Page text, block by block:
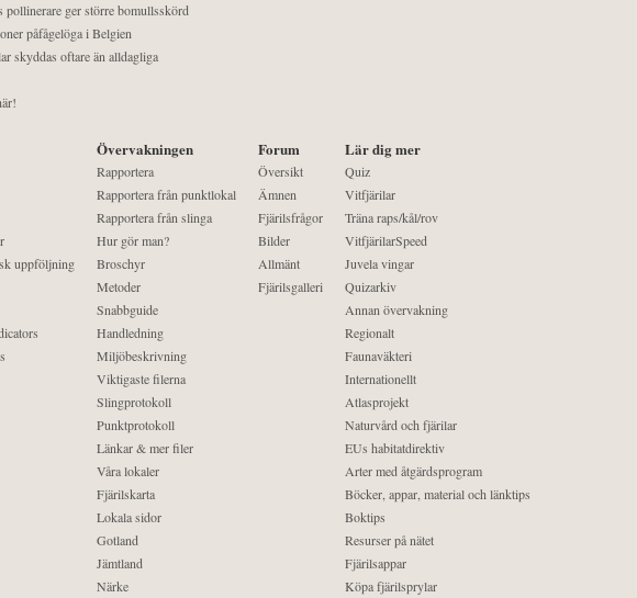
pollinerare ger större bomullsskörd
påfågelöga i Belgien
skyddas oftare än alldagliga
uppföljning
Övervakningen
Rapportera
Rapportera från punktlokal
Rapportera från slinga
Hur gör man?
Broschyr
Metoder
Snabbguide
Handledning
Miljöbeskrivning
Viktigaste filerna
Slingprotokoll
Punktprotokoll
Länkar & mer filer
Våra lokaler
Fjärilskarta
Lokala sidor
Gotland
Jämtland
Närke
Forum
Översikt
Ämnen
Fjärilsfrågor
Bilder
Allmänt
Fjärilsgalleri
Lär dig mer
Quiz
Vitfjärilar
Träna raps/kål/rov
VitfjärilarSpeed
Juvela vingar
Quizarkiv
Annan övervakning
Regionalt
Faunaväkteri
Internationellt
Atlasprojekt
Naturvård och fjärilar
EUs habitatdirektiv
Arter med åtgärdsprogram
Böcker, appar, material och länktips
Boktips
Resurser på nätet
Fjärilsappar
Köpa fjärilsprylar